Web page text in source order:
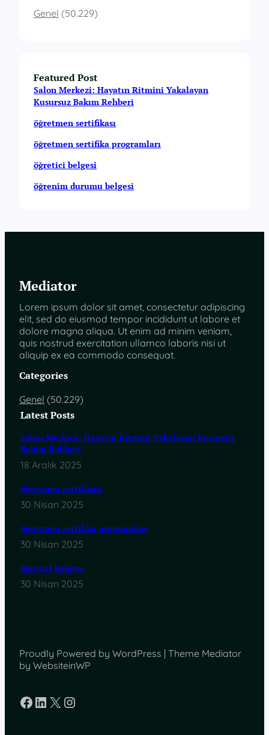
Genel (50.229)
Featured Post
Salon Merkezi: Hayatın Ritmini Yakalayan
Kusursuz Bakım Rehberi
öğretmen sertifikası
öğretmen sertifika programları
öğretici belgesi
öğrenim durumu belgesi
Mediator
Lorem ipsum dolor sit amet, consectetur adipiscing
elit, sed do eiusmod tempor incididunt ut labore et
dolore magna aliqua. Ut enim ad minim veniam,
quis nostrud exercitation ullamco laboris nisi ut
aliquip ex ea commodo consequat.
Categories
Genel (50.229)
Latest Posts
Salon Merkezi: Hayatın Ritmini Yakalayan Kusursuz
Bakım Rehberi
18 Aralık 2025
öğretmen sertifikası
30 Nisan 2025
öğretmen sertifika programları
30 Nisan 2025
öğretici belgesi
30 Nisan 2025
Proudly Powered by WordPress | Theme Mediator
by WebsiteinWP
Facebook
LinkedIn
X Instagram